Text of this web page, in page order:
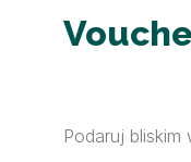
Podaruj